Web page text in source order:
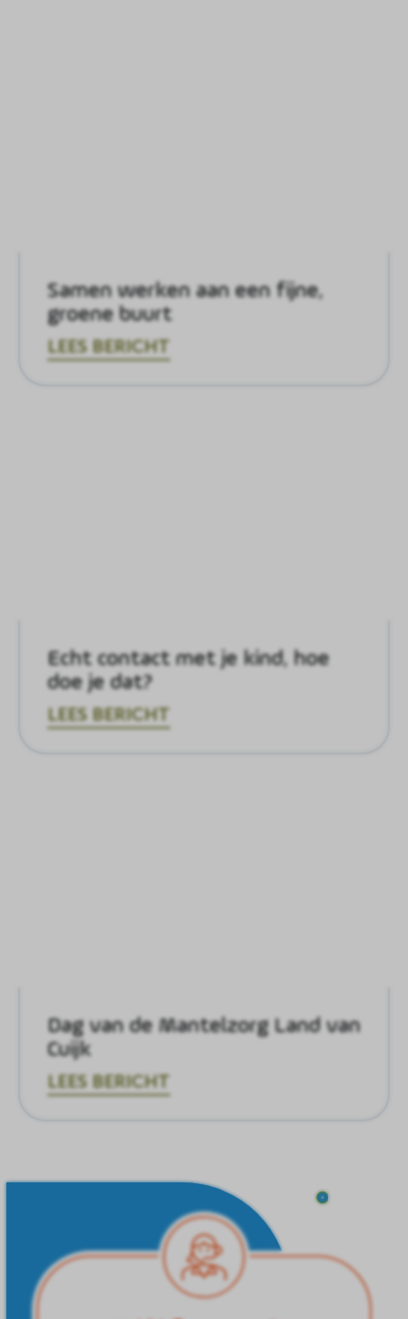
Samen werken aan een fijne,
groene buurt
LEES BERICHT
Echt contact met je kind, hoe
doe je dat?
LEES BERICHT
Dag van de Mantelzorg Land van
Cuijk
LEES BERICHT